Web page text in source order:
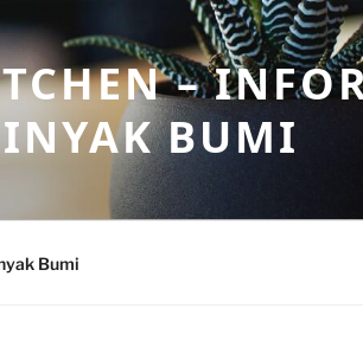
–
BUMI
Bumi